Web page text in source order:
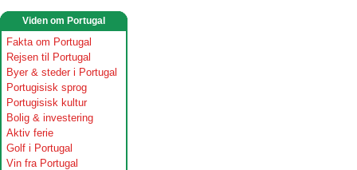
Viden om Portugal
Fakta om Portugal
Rejsen til Portugal
Byer & steder i Portugal
Portugisisk sprog
Portugisisk kultur
Bolig & investering
Aktiv ferie
Golf i Portugal
Vin fra Portugal